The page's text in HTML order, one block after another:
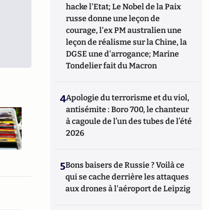
hacke l'Etat; Le Nobel de la Paix
russe donne une leçon de
courage, l'ex PM australien une
leçon de réalisme sur la Chine, la
DGSE une d'arrogance; Marine
Tondelier fait du Macron
4Apologie du terrorisme et du viol,
antisémite : Boro 700, le chanteur
à cagoule de l’un des tubes de l’été
2026
5Bons baisers de Russie ? Voilà ce
qui se cache derrière les attaques
aux drones à l'aéroport de Leipzig